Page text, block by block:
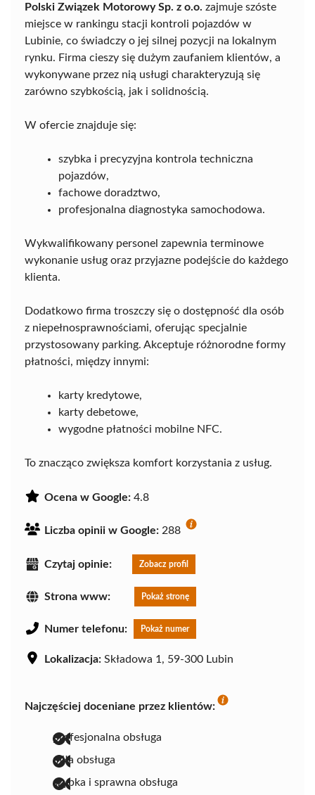
Polski Związek Motorowy Sp. z o.o. zajmuje szóste
miejsce w rankingu stacji kontroli pojazdów w
Lubinie, co świadczy o jej silnej pozycji na lokalnym
rynku. Firma cieszy się dużym zaufaniem klientów, a
wykonywane przez nią usługi charakteryzują się
zarówno szybkością, jak i solidnością.
W ofercie znajduje się:
szybka i precyzyjna kontrola techniczna
pojazdów,
fachowe doradztwo,
profesjonalna diagnostyka samochodowa.
Wykwalifikowany personel zapewnia terminowe
wykonanie usług oraz przyjazne podejście do każdego
klienta.
Dodatkowo firma troszczy się o dostępność dla osób
z niepełnosprawnościami, oferując specjalnie
przystosowany parking. Akceptuje różnorodne formy
płatności, między innymi:
karty kredytowe,
karty debetowe,
wygodne płatności mobilne NFC.
To znacząco zwiększa komfort korzystania z usług.
Ocena w Google: 4.8
Liczba opinii w Google: 288
Czytaj opinie: Zobacz profil
Strona www: Pokaż stronę
Numer telefonu: Pokaż numer
Lokalizacja: Składowa 1, 59-300 Lubin
Najczęściej doceniane przez klientów:
profesjonalna obsługa
miła obsługa
szybka i sprawna obsługa